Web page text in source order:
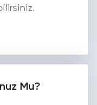
Mu?